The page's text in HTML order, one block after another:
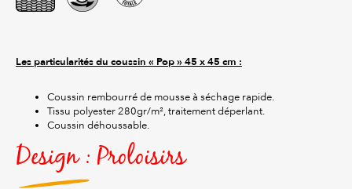
Les particularités du coussin « Pop » 45 x 45 cm :
Coussin rembourré de mousse à séchage rapide.
Tissu polyester 280gr/m², traitement déperlant.
Coussin déhoussable.
Design : Proloisirs